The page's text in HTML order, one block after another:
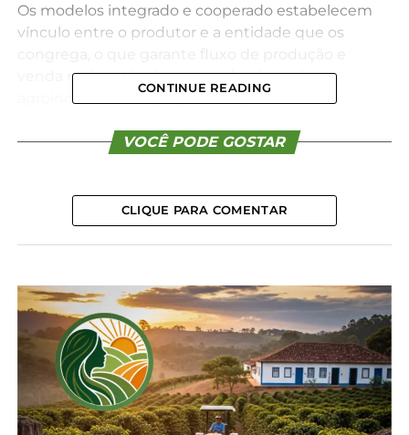
Os modelos integrado e cooperado estabelecem
vínculo entre o produtor e a entidade que os
venda mais estáveis, pois se destinam às
agroindústrias das próprias empresas. Já os
e financeiras de forma individual, o que possibilita
O boletim preparado pelo Departamento de
Economia Rural (Deral), da Secretaria de Estado da
de Defesa Agropecuária do Paraná (Adapar). Ela
registra que 2.105 produtores de suínos (51% do
total) acessam o mercado por meio de
integradoras, outros 1.078 (26%) estão em
cooperativas e os restantes 969 (23%) são
independentes.
CONTINUE READING
VOCÊ PODE GOSTAR
CLIQUE PARA COMENTAR